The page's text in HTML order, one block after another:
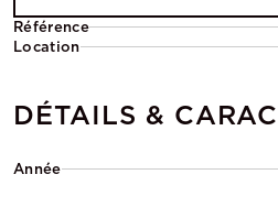
Référence
Location
DÉTAILS &
Année